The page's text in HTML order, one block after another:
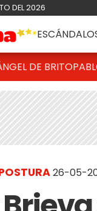
DEL 2026
DE BRITO
26-05-